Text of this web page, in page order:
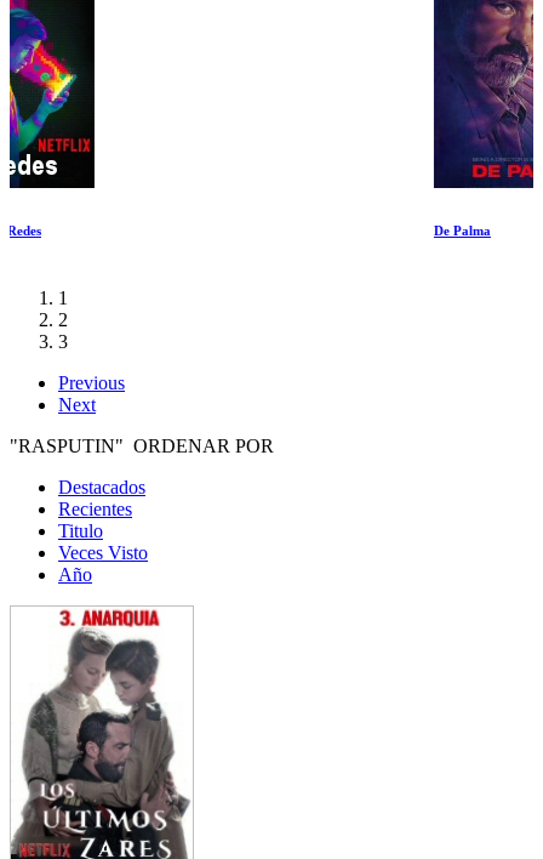
1
2
3
Previous
Next
"RASPUTIN" ORDENAR POR
Destacados
Recientes
Titulo
Veces Visto
Año